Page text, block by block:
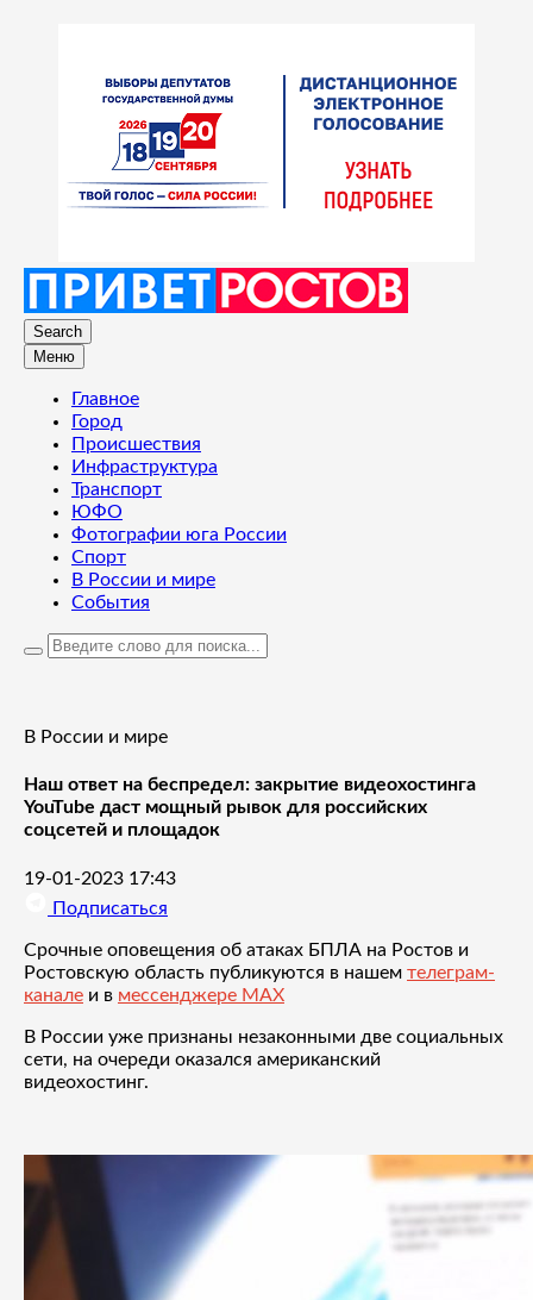
Search
Меню
Главное
Город
Происшествия
Инфраструктура
Транспорт
ЮФО
Фотографии юга России
Спорт
В России и мире
События
В России и мире
Наш ответ на беспредел: закрытие видеохостинга
YouTube даст мощный рывок для российских
соцсетей и площадок
19-01-2023 17:43
Подписаться
Срочные оповещения об атаках БПЛА на Ростов и
Ростовскую область публикуются в нашем телеграм-
канале и в мессенджере MAX
В России уже признаны незаконными две социальных
сети, на очереди оказался американский
видеохостинг.